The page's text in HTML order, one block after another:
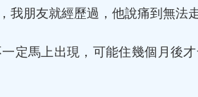
朋友就經歷過，他說痛到無法走
定馬上出現，可能住幾個月後